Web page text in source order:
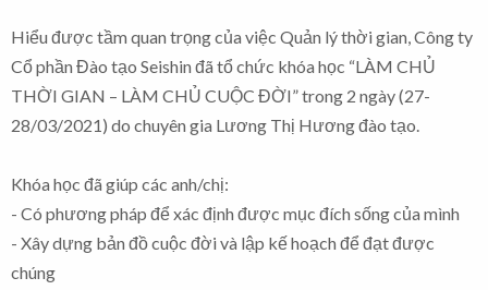
Hiểu được tầm quan trọng của việc Quản lý thời gian, Công ty
Cổ phần Đào tạo Seishin đã tổ chức khóa học “LÀM CHỦ
THỜI GIAN – LÀM CHỦ CUỘC ĐỜI” trong 2 ngày (27-
28/03/2021) do chuyên gia Lương Thị Hương đào tạo.
Khóa học đã giúp các anh/chị:
- Có phương pháp để xác định được mục đích sống của mình
- Xây dựng bản đồ cuộc đời và lập kế hoạch để đạt được
chúng